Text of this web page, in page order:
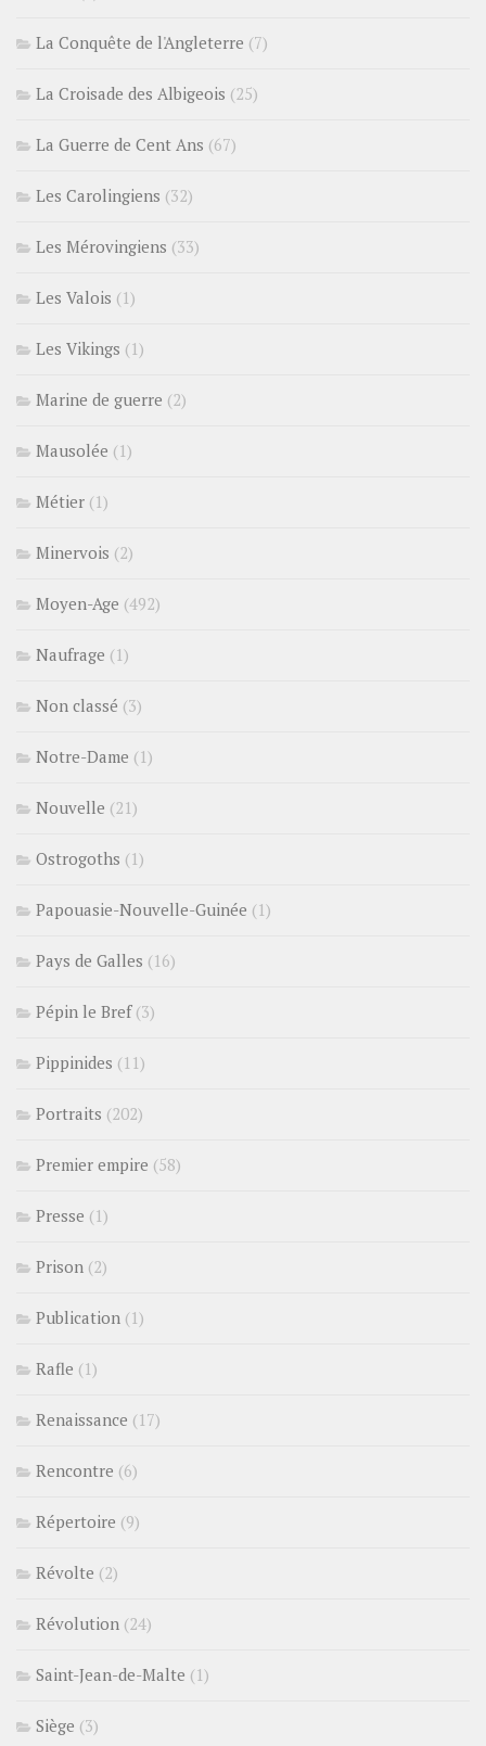
La Conquête de l'Angleterre (7)
La Croisade des Albigeois (25)
La Guerre de Cent Ans (67)
Les Carolingiens (32)
Les Mérovingiens (33)
Les Valois (1)
Les Vikings (1)
Marine de guerre (2)
Mausolée (1)
Métier (1)
Minervois (2)
Moyen-Age (492)
Naufrage (1)
Non classé (3)
Notre-Dame (1)
Nouvelle (21)
Ostrogoths (1)
Papouasie-Nouvelle-Guinée (1)
Pays de Galles (16)
Pépin le Bref(3)
Pippinides (11)
Portraits (202)
Premier empire (58)
Presse (1)
Prison (2)
Publication (1)
Rafle (1)
Renaissance (17)
Rencontre (6)
Répertoire (9)
Révolte (2)
Révolution (24)
Saint-Jean-de-Malte (1)
Siège (3)